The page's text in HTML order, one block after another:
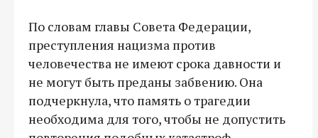
По словам главы Совета Федерации,
преступления нацизма против
человечества не имеют срока давности и
не могут быть преданы забвению. Она
подчеркнула, что память о трагедии
необходима для того, чтобы не допустить